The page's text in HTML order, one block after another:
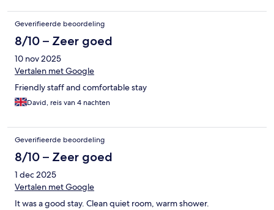
Geverifieerde beoordeling
8/10 – Zeer goed
10 nov 2025
Vertalen met Google
Friendly staff and comfortable stay
David, reis van 4 nachten
Geverifieerde beoordeling
8/10 – Zeer goed
1 dec 2025
Vertalen met Google
It was a good stay. Clean quiet room, warm shower.